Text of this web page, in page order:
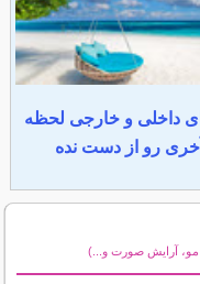
داخلی و خارجی لحظه
آخری رو از دست نده
مو، آرایش صورت و...)